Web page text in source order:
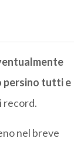
persino tutti e
record.
nel breve